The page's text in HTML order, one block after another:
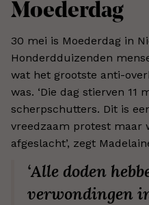
Moederdag
30 mei is Moederdag in
Honderdduizenden
wat het grootste anti-
was. ‘Die dag stierven 11
scherpschutters. Dit is
vreedzaam protest maar
afgeslacht’, zegt
‘Alle doden
verwondingen